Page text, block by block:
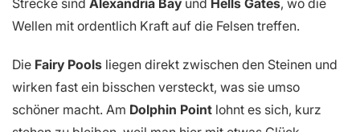
Strecke sind Alexandria Bay und Hells Gates, wo die
Wellen mit ordentlich Kraft auf die Felsen treffen.
Die Fairy Pools liegen direkt zwischen den Steinen und
wirken fast ein bisschen versteckt, was sie umso
schöner macht. Am Dolphin Point lohnt es sich, kurz